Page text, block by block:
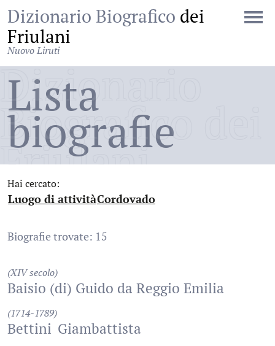
Dizionario Biografico dei
Friulani
Nuovo Liruti
Dizionario
Biografico dei
Friulani
Lista
biografie
Hai cercato:
Luogo di attività
:Cordovado
Biografie trovate: 15
(XIV secolo)
Baisio (di) Guido da Reggio Emilia
(1714-1789)
Bettini Giambattista